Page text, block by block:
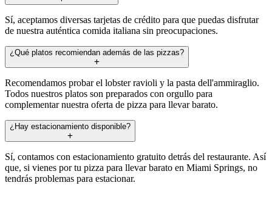
Sí, aceptamos diversas tarjetas de crédito para que puedas disfrutar
de nuestra auténtica comida italiana sin preocupaciones.
¿Qué platos recomiendan además de las pizzas?
Recomendamos probar el lobster ravioli y la pasta dell'ammiraglio.
Todos nuestros platos son preparados con orgullo para
complementar nuestra oferta de pizza para llevar barato.
¿Hay estacionamiento disponible?
Sí, contamos con estacionamiento gratuito detrás del restaurante. Así
que, si vienes por tu pizza para llevar barato en Miami Springs, no
tendrás problemas para estacionar.